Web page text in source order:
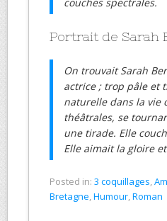
Portrait de Sarah
On trouvait Sarah
actrice ; trop pâle et
naturelle dans la vie
théâtrales, se
une tirade. Elle
Elle aimait la gloire
Posted in: 3 coquillages,
Bretagne,Humour,Roman